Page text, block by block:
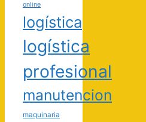
online
logística
logística
profesional
manutencion
maquinaria